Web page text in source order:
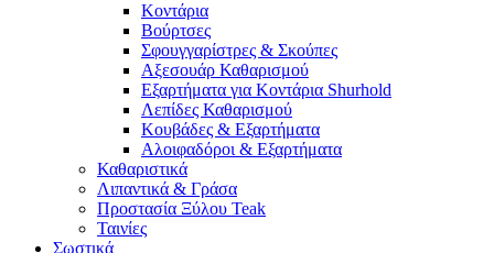
Κοντάρια
Βούρτσες
Σφουγγαρίστρες & Σκούπες
Αξεσουάρ Καθαρισμού
Εξαρτήματα για Κοντάρια Shurhold
Λεπίδες Καθαρισμού
Κουβάδες & Εξαρτήματα
Αλοιφαδόροι & Εξαρτήματα
Καθαριστικά
Λιπαντικά & Γράσα
Προστασία Ξύλου Teak
Ταινίες
Σωστικά